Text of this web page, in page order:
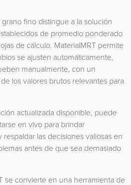
fino distingue a la solución
de promedio ponderado
de cálculo. MaterialMRT permite
se ajusten automáticamente,
manualmente, con un
los valores brutos relevantes para
actualizada disponible, puede
en vivo para brindar
las decisiones valiosas en
antes de que sea demasiado
se convierte en una herramienta de